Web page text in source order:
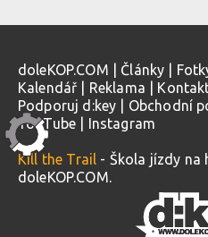
doleKOP.COM Články
Kalendář
Reklama
Podporuj d:key
Obchodní
YouTube
Instagram
Kill the Trail - Škola jízdy na
doleKOP.COM.